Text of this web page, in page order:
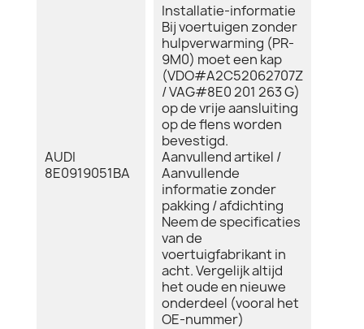
AUDI
8E0919051BA
Installatie-informatie
Bij voertuigen zonder
hulpverwarming (PR-
9M0) moet een kap
(VDO#A2C52062707Z
/ VAG#8E0 201 263 G)
op de vrije aansluiting
op de flens worden
bevestigd.
Aanvullend artikel /
Aanvullende
informatie zonder
pakking / afdichting
Neem de specificaties
van de
voertuigfabrikant in
acht. Vergelijk altijd
het oude en nieuwe
onderdeel (vooral het
OE-nummer)